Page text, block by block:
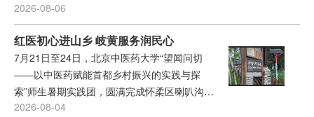
术。该手术的顺利开展，标志着商丘市第一人
民医院口腔种植正式迈入全数字化智能诊疗新
时代，也实现了商丘市区域口腔智慧医疗建设
的重大突破。...
2026-08-06
红医初心进山乡 岐黄服务润民心
7月21日至24日，北京中医药大学“望闻问切
——以中医药赋能首都乡村振兴的实践与探
索”师生暑期实践团，圆满完成怀柔区喇叭沟门
满族乡全部实践环节。本次活动作为中医药赋
2026-08-04